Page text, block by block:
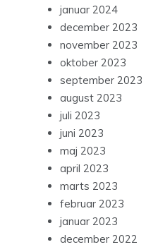
januar 2024
december 2023
november 2023
oktober 2023
september 2023
august 2023
juli 2023
juni 2023
maj 2023
april 2023
marts 2023
februar 2023
januar 2023
december 2022